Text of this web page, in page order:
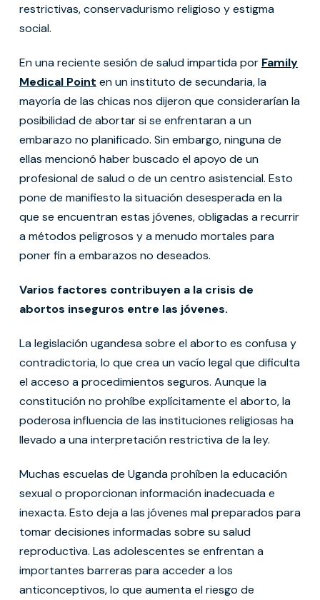
restrictivas, conservadurismo religioso y estigma
social.
En una reciente sesión de salud impartida por Family
Medical Point en un instituto de secundaria, la
mayoría de las chicas nos dijeron que considerarían la
posibilidad de abortar si se enfrentaran a un
embarazo no planificado. Sin embargo, ninguna de
ellas mencionó haber buscado el apoyo de un
profesional de salud o de un centro asistencial. Esto
pone de manifiesto la situación desesperada en la
que se encuentran estas jóvenes, obligadas a recurrir
a métodos peligrosos y a menudo mortales para
poner fin a embarazos no deseados.
Varios factores contribuyen a la crisis de
abortos inseguros entre las jóvenes.
La legislación ugandesa sobre el aborto es confusa y
contradictoria, lo que crea un vacío legal que dificulta
el acceso a procedimientos seguros. Aunque la
constitución no prohíbe explícitamente el aborto, la
poderosa influencia de las instituciones religiosas ha
llevado a una interpretación restrictiva de la ley.
Muchas escuelas de Uganda prohíben la educación
sexual o proporcionan información inadecuada e
inexacta. Esto deja a las jóvenes mal preparados para
tomar decisiones informadas sobre su salud
reproductiva. Las adolescentes se enfrentan a
importantes barreras para acceder a los
anticonceptivos, lo que aumenta el riesgo de